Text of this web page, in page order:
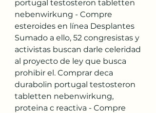
portugal testosteron tabletten
nebenwirkung - Compre
esteroides en línea Desplantes
Sumado a ello, 52 congresistas y
activistas buscan darle celeridad
al proyecto de ley que busca
prohibir el. Comprar deca
durabolin portugal testosteron
tabletten nebenwirkung,
proteina c reactiva - Compre